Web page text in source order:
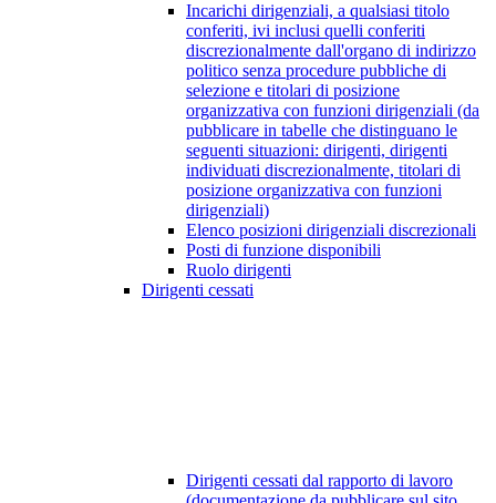
Incarichi dirigenziali, a qualsiasi titolo
conferiti, ivi inclusi quelli conferiti
discrezionalmente dall'organo di indirizzo
politico senza procedure pubbliche di
selezione e titolari di posizione
organizzativa con funzioni dirigenziali (da
pubblicare in tabelle che distinguano le
seguenti situazioni: dirigenti, dirigenti
individuati discrezionalmente, titolari di
posizione organizzativa con funzioni
dirigenziali)
Elenco posizioni dirigenziali discrezionali
Posti di funzione disponibili
Ruolo dirigenti
Dirigenti cessati
Dirigenti cessati dal rapporto di lavoro